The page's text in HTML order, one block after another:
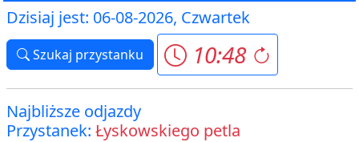
Dzisiaj jest: 06-08-2026, Czwartek
Szukaj przystanku 10:48
Najbliższe odjazdy
Przystanek: Łyskowskiego petla